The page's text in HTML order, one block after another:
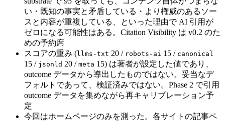
い・既知の事実と矛盾している・より権威のあるソー
スと内容が重複している、といった理由で AI 引用が
ゼロになる可能性はある。Citation Visibility は v0.2 のた
めの予約席
スコアの重み (llms-txt 20 / robots-ai 15 / canonical
15 / jsonld 20 / meta 15) は著者が設定した値であり、
outcome データから導出したものではない。妥当なデ
フォルトであって、検証済みではない。Phase 2 で引用
outcome データを集めながら再キャリブレーション予
定
今回はホームページのみを測った。各サイトの記事ペ